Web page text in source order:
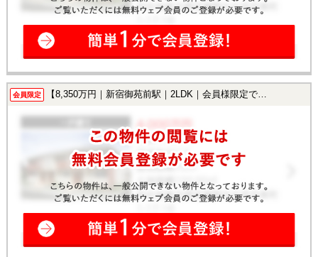
会員限定 【8,350万円｜新宿御苑前駅｜2LDK｜会員様限定で公開中！】